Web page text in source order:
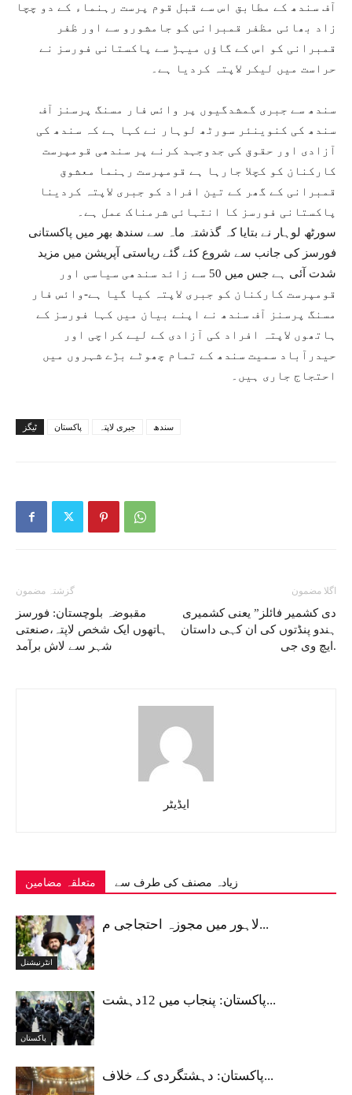
آف سندھ کے مطابق اس سے قبل قوم پرست رہنماء کے دو چچا
زاد بھائی مظفر قمبرانی کو جامشورو سے اور ظفر
قمبرانی کو اس کے گاؤں میہڑ سے پاکستانی فورسز نے
حراست میں لیکر لاپتہ کردیا ہے۔
سندھ سے جبری گمشدگیوں پر وائس فار مسنگ پرسنز آف
سندھ کی کنوینئر سورٹھ لوہار نے کہا ہے کہ سندھ کی
آزادی اور حقوق کی جدوجہد کرنے پر سندھی قومپرست
کارکنان کو کچلا جارہا ہے قومپرست رہنما معشوق
قمبرانی کے گھر کے تین افراد کو جبری لاپتہ کردینا
پاکستانی فورسز کا انتہائی شرمناک عمل ہے۔
سورٹھ لوہار نے بتایا کہ گذشتہ ماہ سے سندھ بھر میں پاکستانی
فورسز کی جانب سے شروع کئے گئے ریاستی آپریشن میں مزید
شدت آئی ہے جس میں 50 سے زائد سندھی سیاسی اور
قومپرست کارکنان کو جبری لاپتہ کیا گیا ہے-وائس فار
مسنگ پرسنز آف سندھ نے اپنے بیان میں کہا فورسز کے
ہاتھوں لاپتہ افراد کی آزادی کے لیے کراچی اور
حیدرآباد سمیت سندھ کے تمام چھوٹے بڑے شہروں میں
احتجاج جاری ہیں۔
ٹیگز پاکستان جبری لاپتہ سندھ
گزشتہ مضمون
مقبوضہ بلوچستان: فورسز
ہاتھوں ایک شخص لاپتہ،صنعتی
شہر سے لاش برآمد
اگلا مضمون
دی کشمیر فائلز” یعنی کشمیری
ہندو پنڈتوں کی ان کہی داستان
.ایچ وی جی
ایڈیٹر
متعلقہ مضامین زیادہ مصنف کی طرف سے
انٹرنیشنل
لاہور میں مجوزہ احتجاجی م...
پاکستان
پاکستان: پنجاب میں 12دہشت...
پاکستان: دہشتگردی کے خلاف...